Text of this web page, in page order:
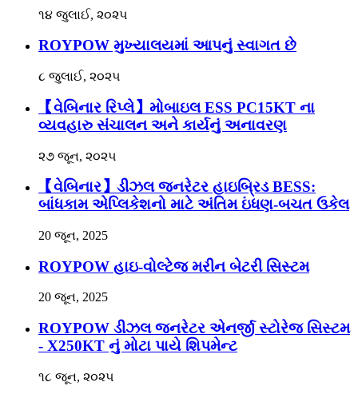
૧૪ જુલાઈ, ૨૦૨૫
ROYPOW મુખ્યાલયમાં આપનું સ્વાગત છે
૮ જુલાઈ, ૨૦૨૫
【વેબિનાર રિપ્લે】મોબાઇલ ESS PC15KT ના
વ્યવહારુ સંચાલન અને કાર્યનું અનાવરણ
૨૭ જૂન, ૨૦૨૫
【વેબિનાર】ડીઝલ જનરેટર હાઇબ્રિડ BESS:
બાંધકામ એપ્લિકેશનો માટે અંતિમ ઇંધણ-બચત ઉકેલ
20 જૂન, 2025
ROYPOW હાઇ-વોલ્ટેજ મરીન બેટરી સિસ્ટમ
20 જૂન, 2025
ROYPOW ડીઝલ જનરેટર એનર્જી સ્ટોરેજ સિસ્ટમ
- X250KT નું મોટા પાયે શિપમેન્ટ
૧૮ જૂન, ૨૦૨૫